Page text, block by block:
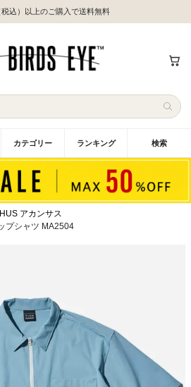
込）以上のご購入で送料無料
カテゴリー ランキング 検索
アカンサス
プシャツ MA2504